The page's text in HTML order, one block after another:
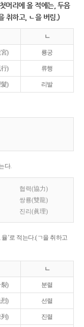
머리에 올 적에는, 두음
취하고, ㄴ을 버림.)
ㄴ
) 룡궁
) 류행
) 리발
다.
협력(協力)
쌍룡(雙龍)
진리(眞理)
율’로 적는다.(ㄱ을 취하고
ㄴ
) 분렬
) 선렬
) 진렬